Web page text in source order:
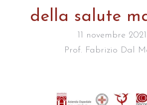
della salute
11 novembre 2021
Prof. Fabrizio Dal